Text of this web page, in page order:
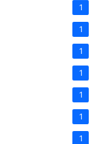
1
1
1
1
1
1
1